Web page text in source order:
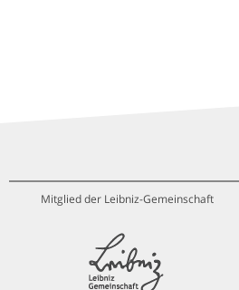
Mitglied der Leibniz-Gemeinschaft